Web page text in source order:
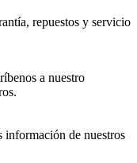
repuestos y servicio
a nuestro
información de nuestros